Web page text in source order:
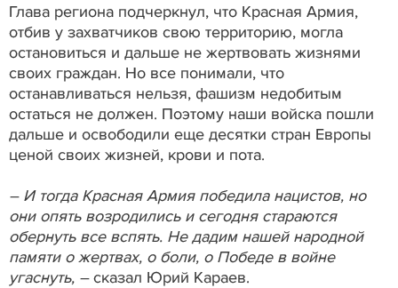
Глава региона подчеркнул, что Красная Армия,
отбив у захватчиков свою территорию, могла
остановиться и дальше не жертвовать жизнями
своих граждан. Но все понимали, что
останавливаться нельзя, фашизм недобитым
остаться не должен. Поэтому наши войска пошли
дальше и освободили еще десятки стран Европы
ценой своих жизней, крови и пота.
– И тогда Красная Армия победила нацистов, но
они опять возродились и сегодня стараются
обернуть все вспять. Не дадим нашей народной
памяти о жертвах, о боли, о Победе в войне
угаснуть, –сказал Юрий Караев.